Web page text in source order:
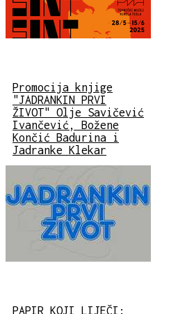
Promocija knjige
"JADRANKIN PRVI
ŽIVOT" Olje Savičević
Ivančević, Božene
Končić Badurina i
Jadranke Klekar
PAPIR KOJI LIJEČI: